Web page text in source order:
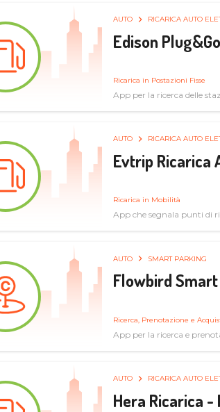
AUTO RICARICA AUTO
Edison
Ricarica in Postazioni Fisse
App per la ricerca delle
AUTO RICARICA AUTO
Evtrip Ricarica
Ricarica in Mobilità
App che segnala punti di
AUTO SMART PARKING
Flowbird
Ricerca, Prenotazione e
App per la ricerca e
AUTO RICARICA AUTO
Hera Ricarica